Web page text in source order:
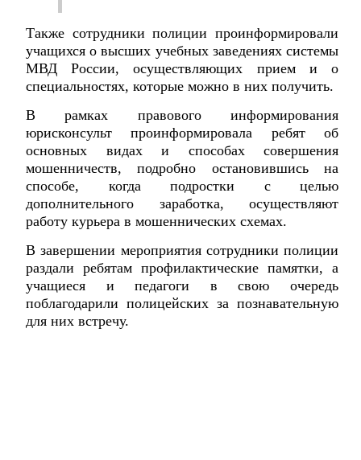
Также сотрудники полиции проинформировали
учащихся о высших учебных заведениях системы
МВД России, осуществляющих прием и о
специальностях, которые можно в них получить.
В рамках правового информирования
юрисконсульт проинформировала ребят об
основных видах и способах совершения
мошенничеств, подробно остановившись на
способе, когда подростки с целью
дополнительного заработка, осуществляют
работу курьера в мошеннических схемах.
В завершении мероприятия сотрудники полиции
раздали ребятам профилактические памятки, а
учащиеся и педагоги в свою очередь
поблагодарили полицейских за познавательную
для них встречу.